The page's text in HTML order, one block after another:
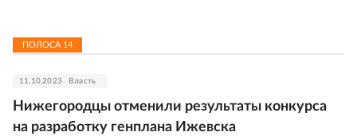
ПОЛОСА 14
11.10.2023 Власть
Нижегородцы отменили результаты конкурса
на разработку генплана Ижевска